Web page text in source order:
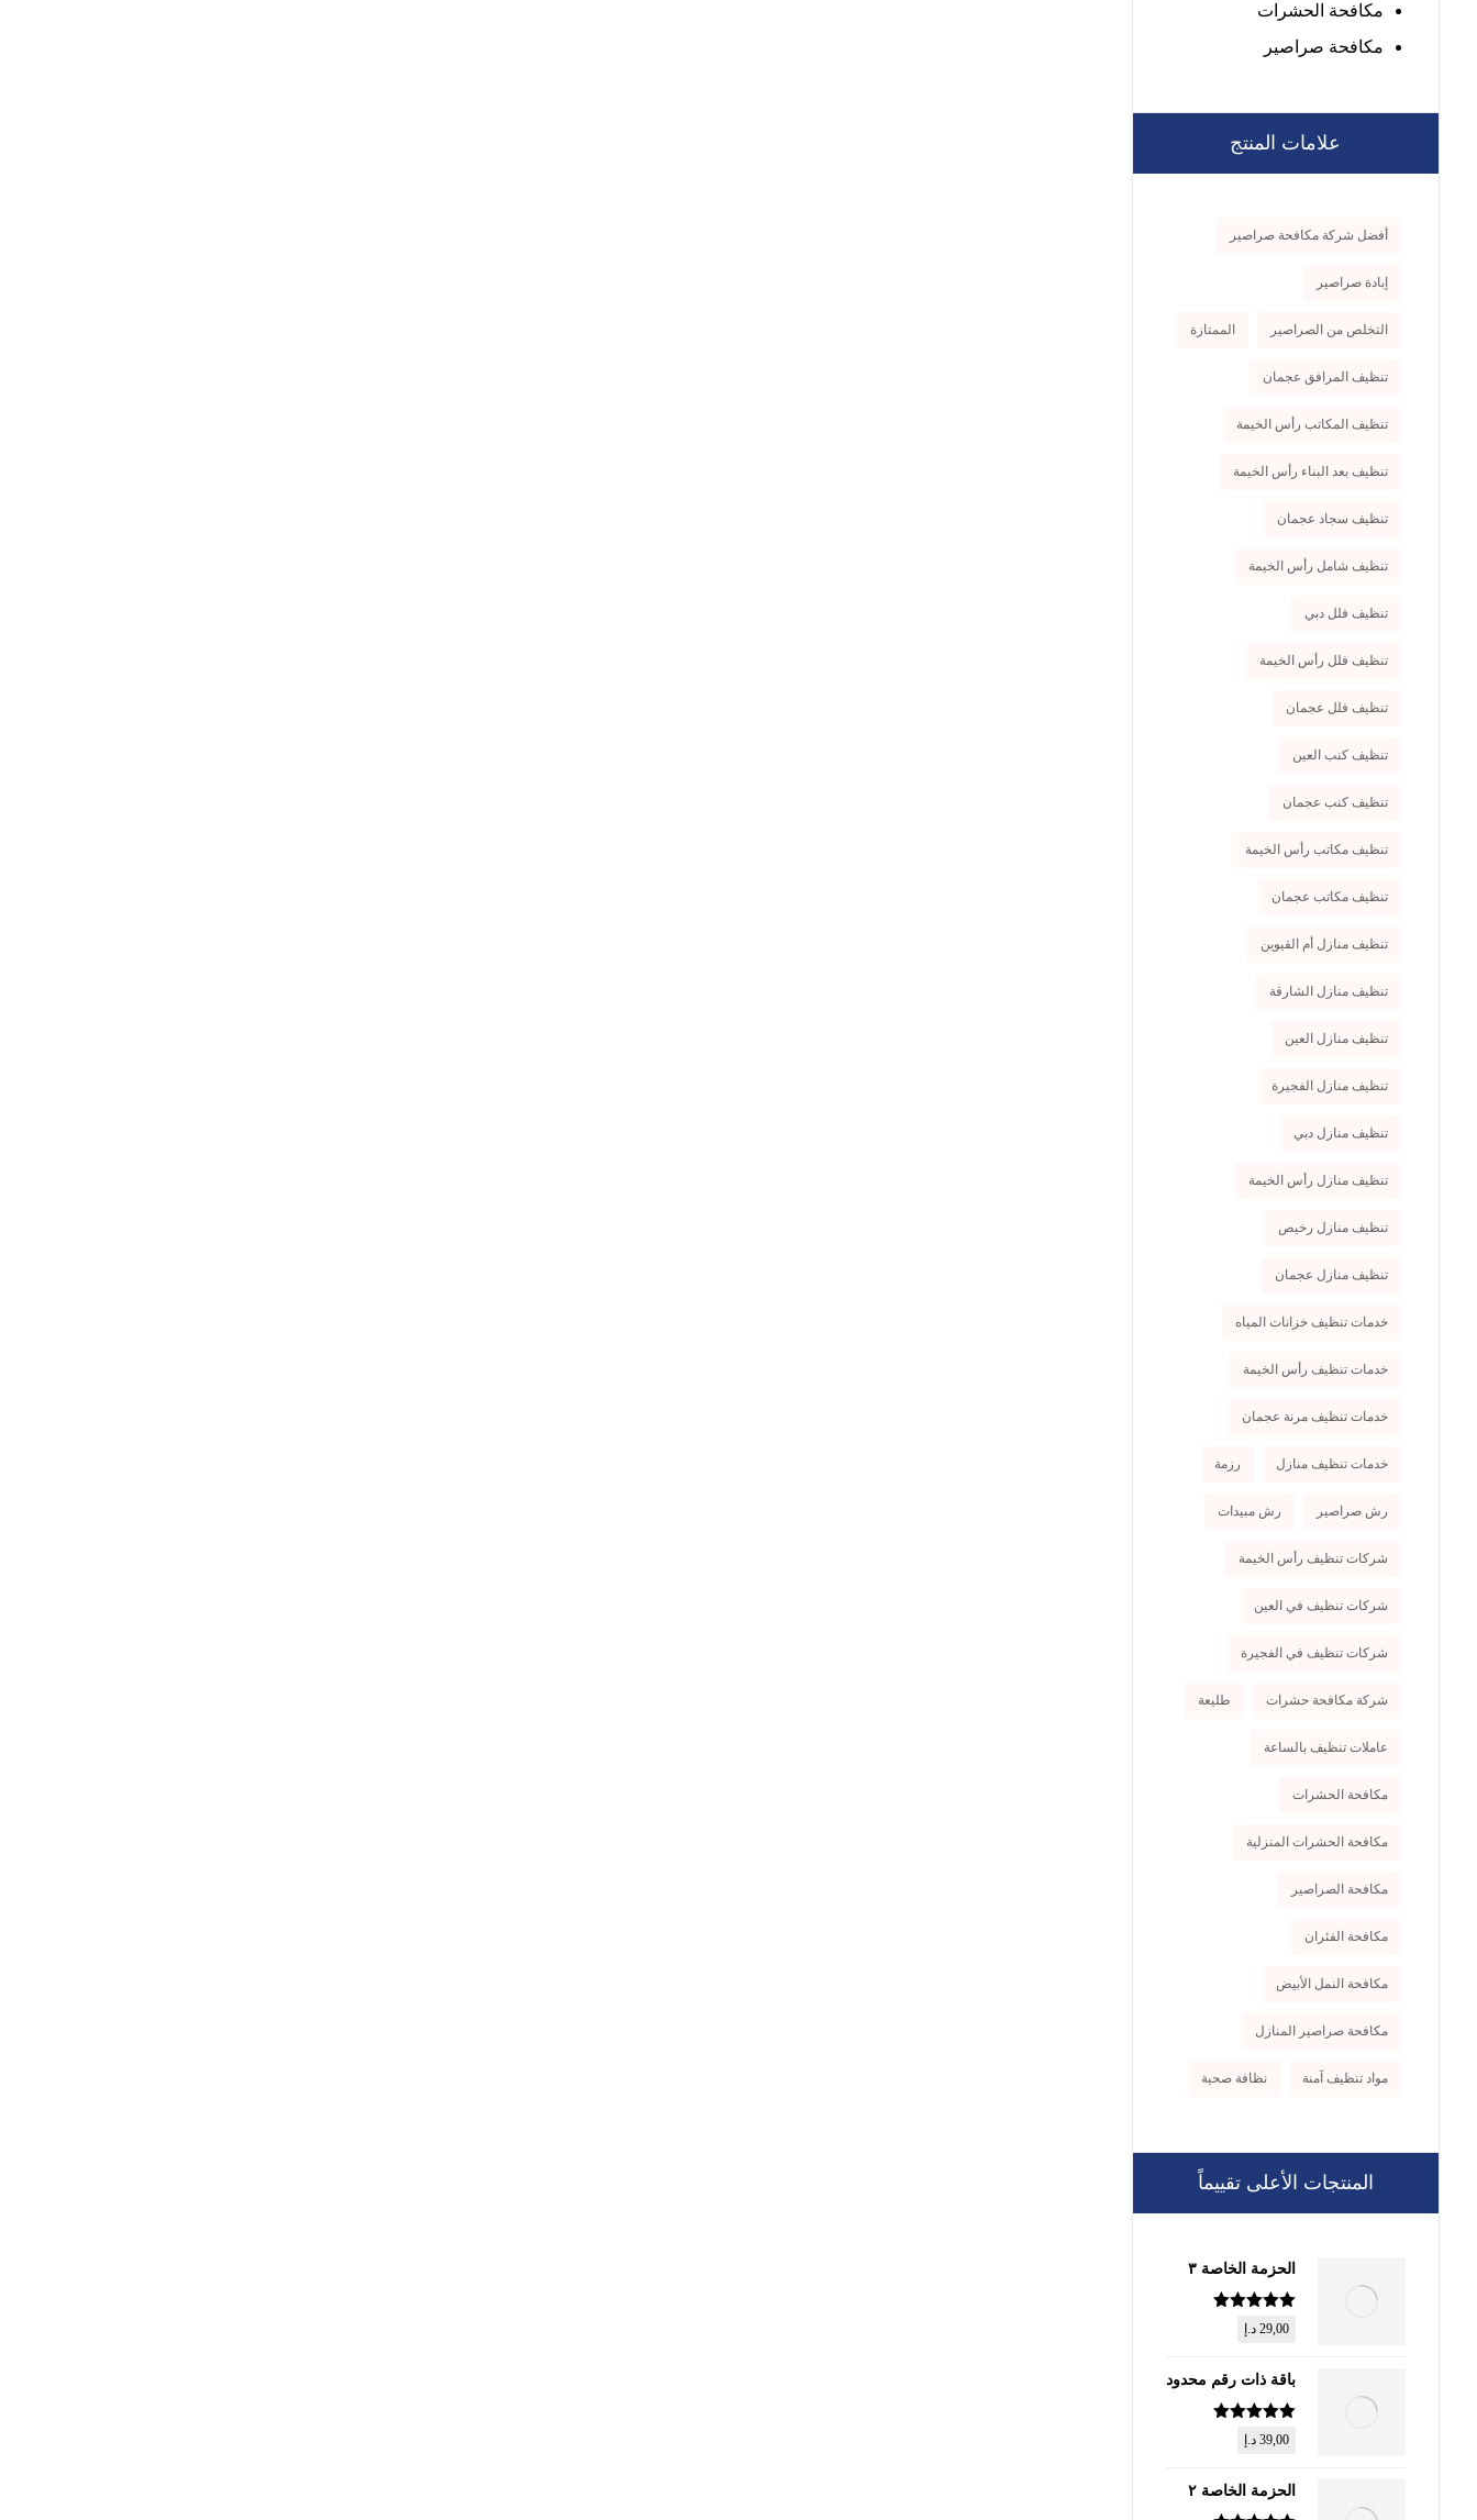
مكافحة الحشرات
مكافحة صراصير
علامات المنتج
أفضل شركة مكافحة صراصير
إبادة صراصير
التخلص من الصراصير الممتازة
تنظيف المرافق عجمان
تنظيف المكاتب رأس الخيمة
تنظيف بعد البناء رأس الخيمة
تنظيف سجاد عجمان
تنظيف شامل رأس الخيمة
تنظيف فلل دبي
تنظيف فلل رأس الخيمة
تنظيف فلل عجمان
تنظيف كنب العين
تنظيف كنب عجمان
تنظيف مكاتب رأس الخيمة
تنظيف مكاتب عجمان
تنظيف منازل أم القيوين
تنظيف منازل الشارقة
تنظيف منازل العين
تنظيف منازل الفجيرة
تنظيف منازل دبي
تنظيف منازل رأس الخيمة
تنظيف منازل رخيص
تنظيف منازل عجمان
خدمات تنظيف خزانات المياه
خدمات تنظيف رأس الخيمة
خدمات تنظيف مرنة عجمان
خدمات تنظيف منازل رزمة
رش صراصير رش مبيدات
شركات تنظيف رأس الخيمة
شركات تنظيف في العين
شركات تنظيف في الفجيرة
شركة مكافحة حشرات طليعة
عاملات تنظيف بالساعة
مكافحة الحشرات
مكافحة الحشرات المنزلية
مكافحة الصراصير
مكافحة الفئران
مكافحة النمل الأبيض
مكافحة صراصير المنازل
مواد تنظيف آمنة نظافة صحية
المنتجات الأعلى تقييماً
الحزمة الخاصة ٣
تم التقييم
من 5
29,00 د.إ
باقة ذات رقم محدود
تم التقييم
من 5
39,00 د.إ
الحزمة الخاصة ٢